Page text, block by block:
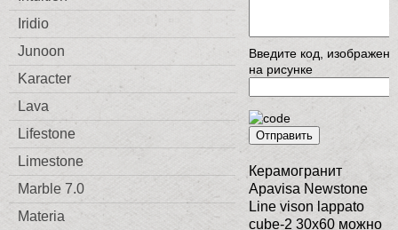
Iridio
Junoon
Karacter
Lava
Lifestone
Limestone
Marble 7.0
Materia
Введите код,
на рисунке
Отправить
Керамогранит
Apavisa Newstone
Line vison lappato
cube-2 30x60 можно